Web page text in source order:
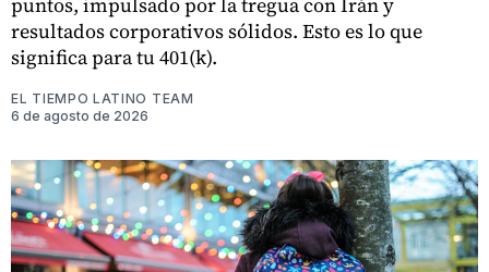
resultados corporativos sólidos. Esto es lo que
significa para tu 401(k).
EL TIEMPO LATINO TEAM
6 de agosto de 2026